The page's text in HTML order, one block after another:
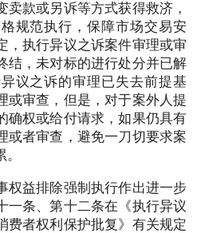
卖款或另诉等方式获得救济，
规范执行，保障市场交易安
，执行异议之诉案件审理或审
结，未对标的进行处分并已解
议之诉的审理已失去前提基
或审查，但是，对于案外人提
确权或给付请求，如果仍具有
或者审查，避免一刀切要求案
益排除强制执行作出进一步
一条、第十二条在《执行异议
费者权利保护批复》有关规定